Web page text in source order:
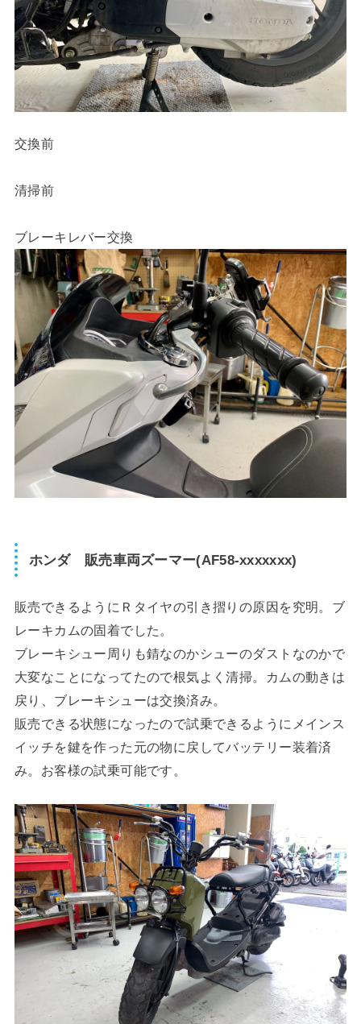
交換前
清掃前
ブレーキレバー交換
ホンダ 販売車両ズーマー(AF58-xxxxxxx)
販売できるようにＲタイヤの引き摺りの原因を究明。ブ
レーキカムの固着でした。
ブレーキシュー周りも錆なのかシューのダストなのかで
大変なことになってたので根気よく清掃。カムの動きは
戻り、ブレーキシューは交換済み。
販売できる状態になったので試乗できるようにメインス
イッチを鍵を作った元の物に戻してバッテリー装着済
み。お客様の試乗可能です。